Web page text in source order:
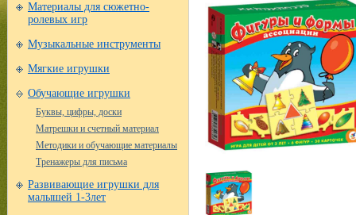
Материалы для сюжетно-
ролевых игр
Музыкальные инструменты
Мягкие игрушки
Обучающие игрушки
Буквы, цифры, доски
Матрешки и счетный материал
Методики и обучающие материалы
Тренажеры для письма
Развивающие игрушки для
малышей 1-3лет